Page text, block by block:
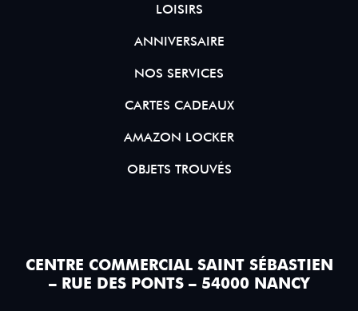
LOISIRS
ANNIVERSAIRE
NOS SERVICES
CARTES CADEAUX
AMAZON LOCKER
OBJETS TROUVÉS
CENTRE COMMERCIAL SAINT SÉBASTIEN
– RUE DES PONTS – 54000 NANCY